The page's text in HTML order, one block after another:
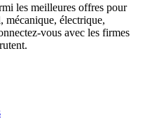
les meilleures offres pour
mécanique, électrique,
vous avec les firmes